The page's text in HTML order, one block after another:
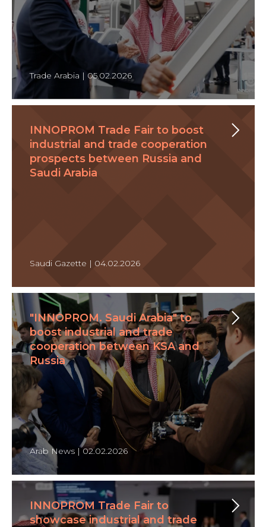
Trade Arabia | 05.02.2026
INNOPROM Trade Fair to boost
industrial and trade cooperation
prospects between Russia and
Saudi Arabia
Saudi Gazette | 04.02.2026
"INNOPROM. Saudi Arabia" to
boost industrial and trade
cooperation between KSA and
Russia
Arab News | 02.02.2026
INNOPROM Trade Fair to
showcase industrial and trade